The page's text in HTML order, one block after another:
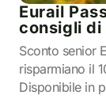
Eurail
consigli
Sconto senior
risparmiano il
Disponibile in